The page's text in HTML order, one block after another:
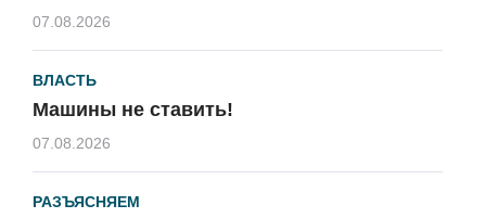
07.08.2026
ВЛАСТЬ
Машины не ставить!
07.08.2026
РАЗЪЯСНЯЕМ